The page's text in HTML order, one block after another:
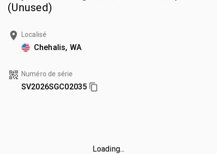
(Unused)
Localisé
Chehalis, WA
Numéro de série
SV2026SGC02035
Loading...